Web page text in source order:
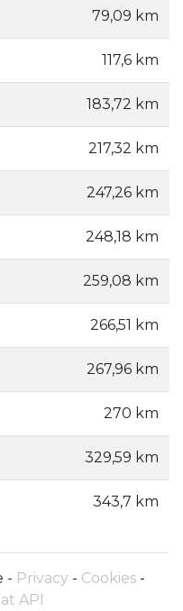
79,09 km
117,6 km
183,72 km
217,32 km
247,26 km
248,18 km
259,08 km
266,51 km
267,96 km
270 km
329,59 km
343,7 km
- Privacy- Cookies-
API